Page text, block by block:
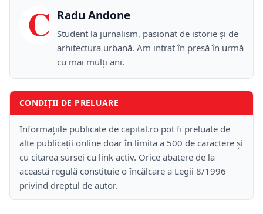
C Radu Andone
Student la jurnalism, pasionat de istorie și de
arhitectura urbană. Am intrat în presă în urmă
cu mai mulți ani.
CONDIȚII DE PRELUARE
Informațiile publicate de capital.ro pot fi preluate de
alte publicații online doar în limita a 500 de caractere și
cu citarea sursei cu link activ. Orice abatere de la
această regulă constituie o încălcare a Legii 8/1996
privind dreptul de autor.